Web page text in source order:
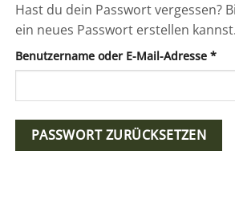
Hast du dein Passwort vergessen?
ein neues Passwort erstellen kannst.
Benutzername oder E-Mail-Adresse *
PASSWORT ZURÜCKSETZEN